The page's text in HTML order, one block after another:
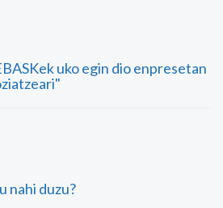
uko egin dio enpresetan
nahi duzu?